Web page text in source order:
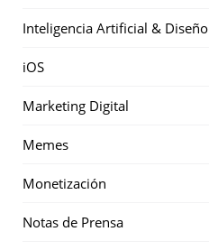
Inteligencia Artificial & Diseño
iOS
Marketing Digital
Memes
Monetización
Notas de Prensa